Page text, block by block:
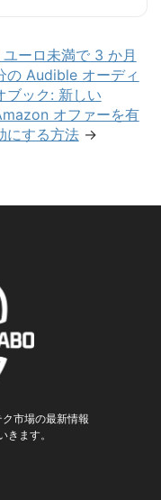
ユーロ未満で 3 か月
の Audible オーディ
ブック: 新しい
オファーを有
にする方法→
市場の最新情報
きます。